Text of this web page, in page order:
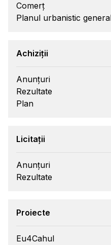
Comerț
Planul urbanistic
Achiziții
Anunțuri
Rezultate
Plan
Licitații
Anunțuri
Rezultate
Proiecte
Eu4Cahul